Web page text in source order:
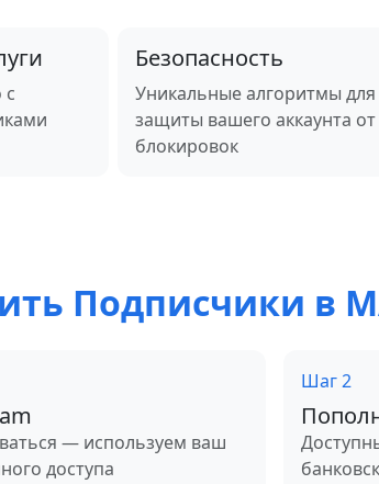
с
Безопасность
Уникальные алгоритмы для
защиты вашего аккаунта от
блокировок
Подписчики в
— используем ваш
доступа
Шаг 2